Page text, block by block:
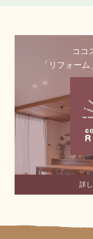
ココ
「リフォー
詳